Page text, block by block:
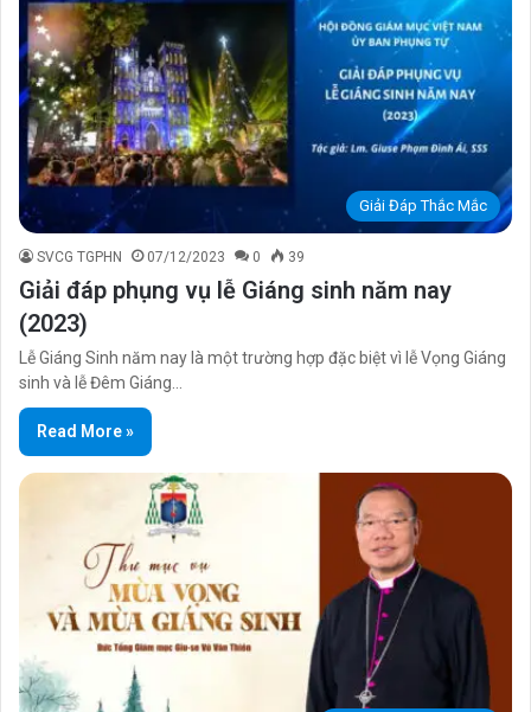
Giải Đáp Thắc Mắc
SVCG TGPHN 07/12/2023 0 39
Giải đáp phụng vụ lễ Giáng sinh năm nay
(2023)
Lễ Giáng Sinh năm nay là một trường hợp đặc biệt vì lễ Vọng Giáng
sinh và lễ Đêm Giáng…
Read More »